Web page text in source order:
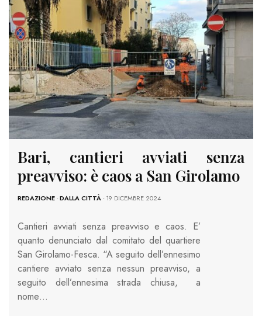
Bari, cantieri avviati senza
preavviso: è caos a San Girolamo
REDAZIONE-DALLA CITTÀ- 19 DICEMBRE 2024
Cantieri avviati senza preavviso e caos. E’
quanto denunciato dal comitato del quartiere
San Girolamo-Fesca. “A seguito dell’ennesimo
cantiere avviato senza nessun preavviso, a
seguito dell’ennesima strada chiusa, a
nome…